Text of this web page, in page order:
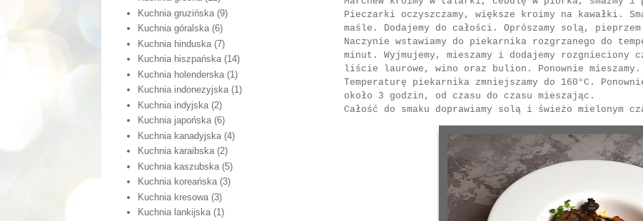
Pieczarki oczyszczamy, większe kroimy na kawałki.
maśle. Dodajemy do całości. Oprószamy solą,
Naczynie wstawiamy do piekarnika rozgrzanego do
minut. Wyjmujemy, mieszamy i dodajemy rozgnieciony
liście laurowe, wino oraz bulion. Ponownie mieszamy.
Temperaturę piekarnika zmniejszamy do 160°C.
około 3 godzin, od czasu do czasu mieszając.
Całość do smaku doprawiamy solą i świeżo mielonym
Kuchnia gruzińska (9)
Kuchnia góralska (6)
Kuchnia hinduska (7)
Kuchnia hiszpańska (14)
Kuchnia holenderska (1)
Kuchnia indonezyjska (1)
Kuchnia indyjska (2)
Kuchnia japońska (6)
Kuchnia kanadyjska (4)
Kuchnia karaibska (2)
Kuchnia kaszubska (5)
Kuchnia koreańska (3)
Kuchnia kresowa (3)
Kuchnia lankijska (1)